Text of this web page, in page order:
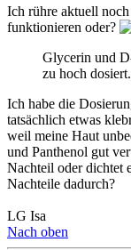
Ich rühre aktuell
funktionieren oder?
Glycerin und
zu hoch
Ich habe die
tatsächlich etwas
weil meine Haut
und Panthenol gut
Nachteil oder dichtet
Nachteile dadurch?
LG Isa
Nach oben